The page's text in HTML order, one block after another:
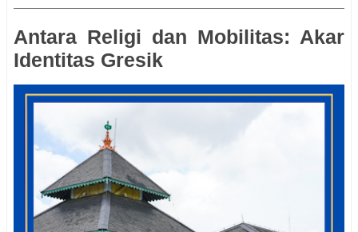
Antara Religi dan Mobilitas: Akar
Identitas Gresik